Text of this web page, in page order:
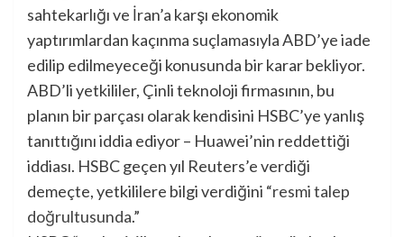
sahtekarlığı ve İran’a karşı ekonomik
yaptırımlardan kaçınma suçlamasıyla ABD’ye iade
edilip edilmeyeceği konusunda bir karar bekliyor.
ABD’li yetkililer, Çinli teknoloji firmasının, bu
planın bir parçası olarak kendisini HSBC’ye yanlış
tanıttığını iddia ediyor – Huawei’nin reddettiği
iddiası. HSBC geçen yıl Reuters’e verdiği
demeçte, yetkililere bilgi verdiğini “resmi talep
doğrultusunda.”